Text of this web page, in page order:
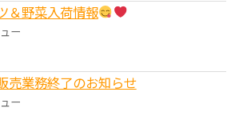
＆野菜入荷情報
ー
売業務終了のお知らせ
ー